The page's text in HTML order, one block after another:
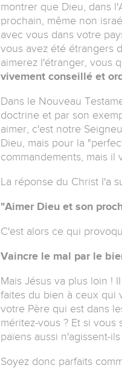
montrer que Dieu, dans
prochain, même non
avec vous dans votre
vous avez été étrangers
aimerez I'étranger, vous
vivement conseillé et
Dans le Nouveau
doctrine et par son
aimer, c'est notre
Dieu, mais pour la
commandements, mais
La réponse du Christ I'a
"Aimer Dieu et son
C'est alors ce qui
Vaincre le mal par le
Mais Jésus va plus loin !
faites du bien à ceux qui
votre Père qui est dans
méritez-vous ? Et si
païens aussi n'agissent-
Soyez donc parfaits